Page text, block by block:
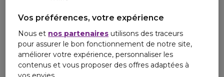
- La peau est plus lisse, plus fine.
- Les ridules semblent réduites.
- Les taches brunes sont atténuées. Le teint est plus
uniforme.
- Les pores paraissent diminués.
Vos préférences, votre expérience
Nous et nos partenaires utilisons des traceurs
pour assurer le bon fonctionnement de notre site,
améliorer votre expérience, personnaliser les
contenus et vous proposer des offres adaptées à